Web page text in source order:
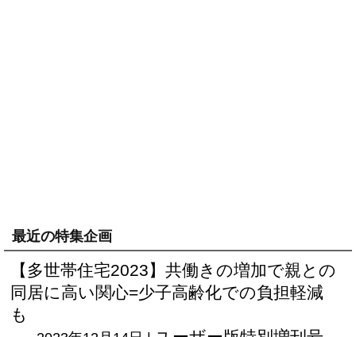
最近の特集企画
【多世帯住宅2023】共働きの増加で親との
同居に高い関心=少子高齢化での負担軽減
も